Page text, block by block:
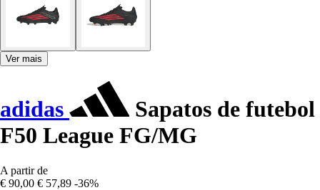
Ver mais
adidas
Sapatos de futebol
F50 League FG/MG
A partir de
€ 90,00 € 57,89 -36%